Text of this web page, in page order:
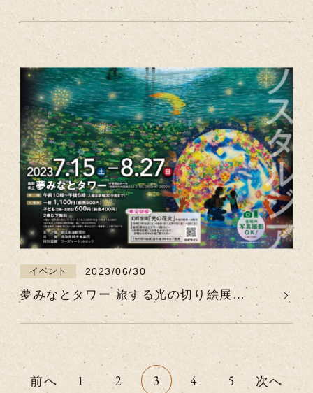
5月、8月、9月、10月、11月の月・水・
金】
イベント 2023/06/30
夢みなとタワー 旅する光の切り絵展
【2023年7月15日（土）～8月27日
（日）】中国地方初開催！
前へ 1 2 3 4 5 次へ